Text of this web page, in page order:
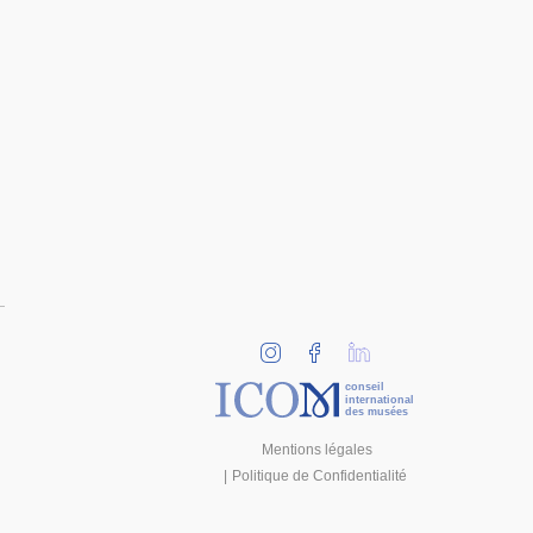
conseil
international
des musées
Mentions légales
Politique de Confidentialité